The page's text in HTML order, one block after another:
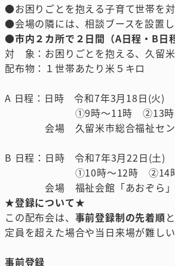
●お困りごとを抱える子育て世帯を
●会場の隣には、相談ブースを設置
●市内２カ所で２日間（A日程・B日
対 象：お困りごとを抱える、久留
配布物：１世帯あたり米５キロ
A 日程：日時 令和7年3月18日(火)
①9時～11時 ②13時～
会場 久留米市総合福祉セン
B 日程：日時 令和7年3月22日(土)
①10時～12時 ②14時
会場 福祉会館「あおぞら」 (
★登録について★
この配布会は、 事前登録制の先着順
定員を超えた場合や当日来場が難し
事前登録